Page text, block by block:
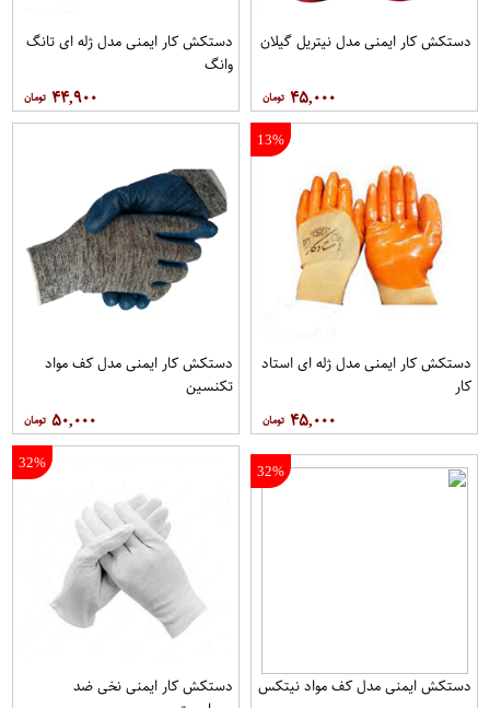
دستکش کار ایمنی مدل نیتریل گیلان
۴۵,۰۰۰
دستکش کار ایمنی مدل ژله ای تانگ
وانگ
۴۴,۹۰۰
13%
دستکش کار ایمنی مدل ژله ای استاد
کار
۴۵,۰۰۰
دستکش کار ایمنی مدل کف مواد
تکنسین
۵۰,۰۰۰
32%
دستکش ایمنی مدل کف مواد نیتکس
32%
دستکش کار ایمنی نخی ضد